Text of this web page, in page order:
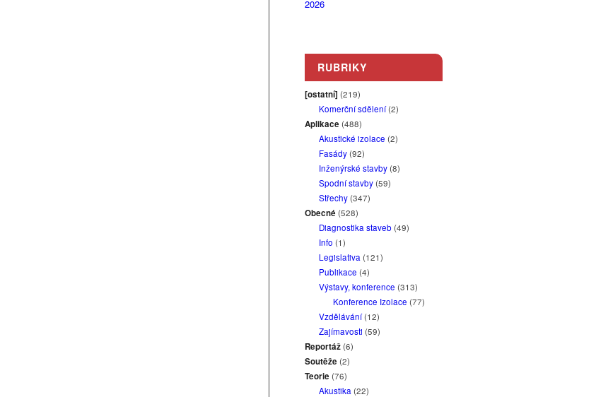
RUBRIKY
[ostatní] (219)
Komerční sdělení(2)
Aplikace (488)
Akustické izolace (2)
Fasády(92)
Inženýrské stavby(8)
Spodní stavby(59)
Střechy(347)
Obecné (528)
Diagnostika staveb (49)
Info (1)
Legislativa (121)
Publikace (4)
Výstavy, konference (313)
Konference Izolace (77)
Vzdělávání(12)
Zajímavosti (59)
Reportáž(6)
Soutěže (2)
Teorie (76)
Akustika (22)